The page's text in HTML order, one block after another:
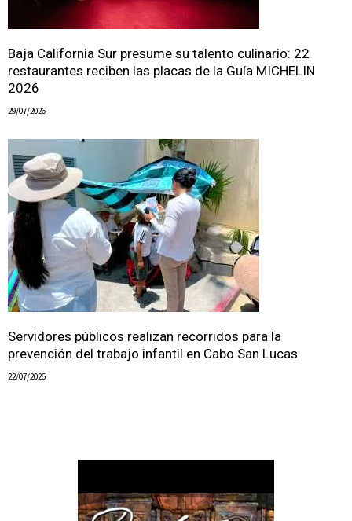
Baja California Sur presume su talento culinario: 22
restaurantes reciben las placas de la Guía MICHELIN
2026
29/07/2026
Servidores públicos realizan recorridos para la
prevención del trabajo infantil en Cabo San Lucas
22/07/2026